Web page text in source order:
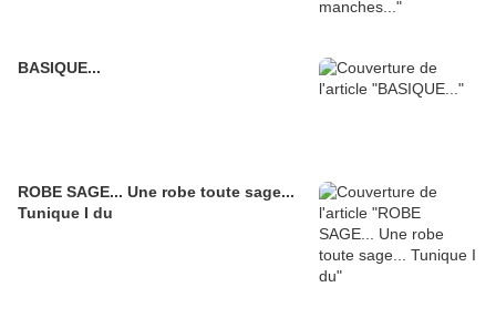
BASIQUE...
ROBE SAGE... Une robe toute sage...
Tunique I du